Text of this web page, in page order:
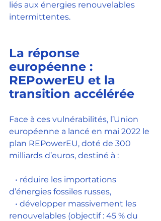
liés aux énergies renouvelables
intermittentes.
La réponse
européenne :
REPowerEU et la
transition accélérée
Face à ces vulnérabilités, l’Union
européenne a lancé en mai 2022 le
plan REPowerEU, doté de 300
milliards d’euros, destiné à :
d’énergies fossiles russes,
renouvelables (objectif : 45 % du